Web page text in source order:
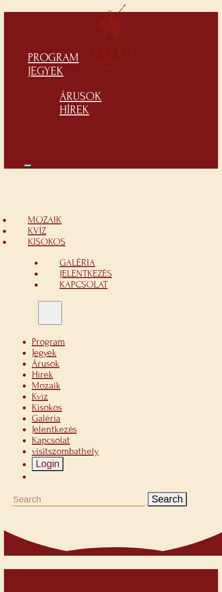
PROGRAM
JEGYEK
ÁRUSOK
HÍREK
MOZAIK
KVÍZ
KISOKOS
GALÉRIA
JELENTKEZÉS
KAPCSOLAT
Program
Jegyek
Árusok
Hírek
Mozaik
Kvíz
Kisokos
Galéria
Jelentkezés
Kapcsolat
visitszombathely
Login
Search